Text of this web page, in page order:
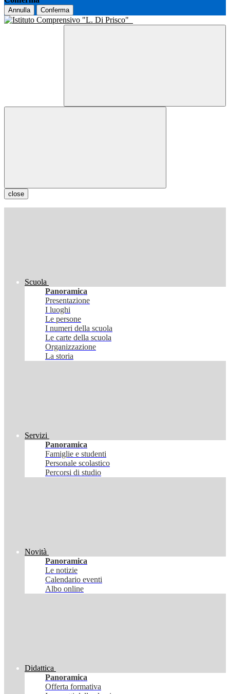
Annulla Conferma
close
Scuola
Panoramica
Presentazione
I luoghi
Le persone
I numeri della scuola
Le carte della scuola
Organizzazione
La storia
Servizi
Panoramica
Famiglie e studenti
Personale scolastico
Percorsi di studio
Novità
Panoramica
Le notizie
Calendario eventi
Albo online
Didattica
Panoramica
Offerta formativa